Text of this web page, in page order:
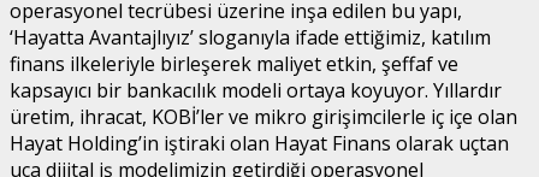
operasyonel tecrübesi üzerine inşa edilen bu yapı,
‘Hayatta Avantajlıyız’ sloganıyla ifade ettiğimiz, katılım
finans ilkeleriyle birleşerek maliyet etkin, şeffaf ve
kapsayıcı bir bankacılık modeli ortaya koyuyor. Yıllardır
üretim, ihracat, KOBİ’ler ve mikro girişimcilerle iç içe olan
Hayat Holding’in iştiraki olan Hayat Finans olarak uçtan
uca dijital iş modelimizin getirdiği operasyonel